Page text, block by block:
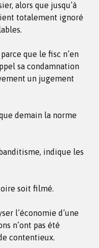
alors que jusqu’à
totalement ignoré
que le fisc n’en
sa condamnation
un jugement
demain la norme
indique les
soit filmé.
l’économie d’une
n’ont pas été
contentieux.